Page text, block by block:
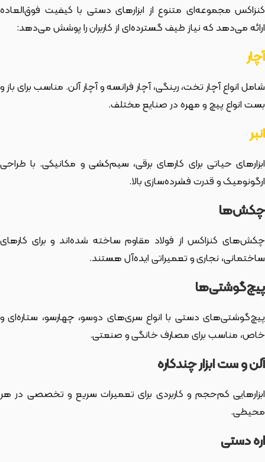
کنزاکس مجموعه‌ای متنوع از ابزارهای دستی با کیفیت فوق‌العاده
ارائه می‌دهد که نیاز طیف گسترده‌ای از کاربران را پوشش می‌دهد:
آچار
شامل انواع آچار تخت، رینگی، آچار فرانسه و آچار آلن. مناسب برای باز و
بست انواع پیچ و مهره در صنایع مختلف.
انبر
ابزارهای حیاتی برای کارهای برقی، سیم‌کشی و مکانیکی. با طراحی
ارگونومیک و قدرت فشرده‌سازی بالا.
چکش‌ها
چکش‌های کنزاکس از فولاد مقاوم ساخته شده‌اند و برای کارهای
ساختمانی، نجاری و تعمیراتی ایده‌آل هستند.
پیچ‌گوشتی‌ها
پیچ‌گوشتی‌های دستی با انواع سری‌های دوسو، چهارسو، ستاره‌ای و
خاص، مناسب برای مصارف خانگی و صنعتی.
آلن و ست ابزار چندکاره
ابزارهایی کم‌حجم و کاربردی برای تعمیرات سریع و تخصصی در هر
محیطی.
اره دستی